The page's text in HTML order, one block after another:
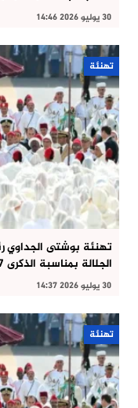
30 يوليو 2026 14:46
تهنئة
تهنئة بوشتى
الجلالة بمناسبة الذكرى 27…
30 يوليو 2026 14:37
تهنئة